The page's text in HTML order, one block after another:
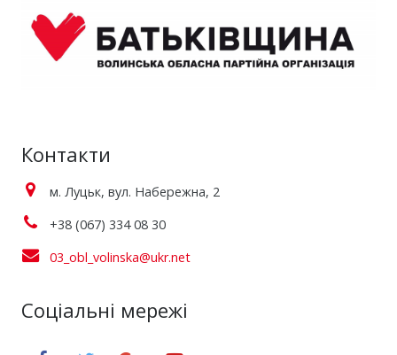
Контакти
м. Луцьк, вул. Набережна, 2
+38 (067) 334 08 30
03_obl_volinska@ukr.net
Соціальні мережі